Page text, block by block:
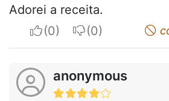
Adorei a receita.
I apreciateI do not
anonymous